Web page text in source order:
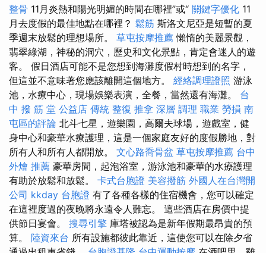
整骨 11月炎熱和陽光明媚的時間在哪裡”或“ 關鍵字優化 11
月去度假的最佳地點在哪裡？ 鬆筋 斯洛文尼亞是短暫的夏
季週末放鬆的理想場所。 草屯按摩推薦 懶惰的美麗景觀，
翡翠綠湖，神秘的洞穴，歷史和文化景點，肯定會迷人的遊
客。 假日酒店可能不是您想到海灘度假村時想到的名字，
但這並不意味著您應該離開這個地方。 經絡調理證照 游泳
池，水療中心，現場娛樂表演，全餐，當然還有海灘。 台
中 撥 筋 堂 公益店 傳統 整復 推拿 深層 調理 職業 勞損 南
屯區的評論 北斗七星，遊樂園，高爾夫球場，遊戲室，健
身中心和豪華水療護理，這是一個家庭友好的度假勝地，對
所有人和所有人都開放。 文心路喬骨盆 草屯按摩推薦 台中
外燴 推薦 豪華房間，起泡浴室，游泳池和豪華的水療護理
有助於放鬆和放鬆。 卡式台胞證 美容撥筋 外國人在台灣開
公司 kkday 台胞證 有了各種各樣的住宿機會，您可以確定
在這裡度過的夜晚將永遠令人難忘。 這些酒店在房價中提
供節日宴會。 搜尋引擎 庫塔被認為是新年假期最昂貴的預
算。 陸資來台 所有設施都彼此靠近，這使您可以在除夕省